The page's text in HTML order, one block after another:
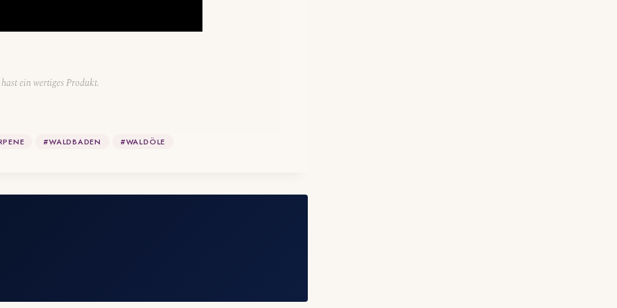
ein wertiges Produkt.
#WALDBADEN #WALDÖLE